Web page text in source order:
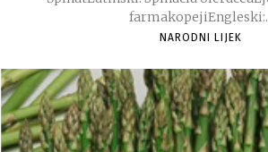
NARODNI LIJEK